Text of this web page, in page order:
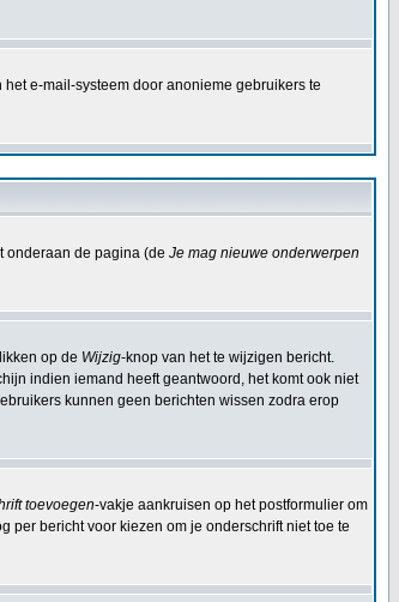
e-mail-systeem door anonieme gebruikers te
onderaan de pagina (de Je mag nieuwe onderwerpen
op de Wijzig-knop van het te wijzigen bericht.
indien iemand heeft geantwoord, het komt ook niet
kunnen geen berichten wissen zodra erop
toevoegen-vakje aankruisen op het postformulier om
per bericht voor kiezen om je onderschrift niet toe te